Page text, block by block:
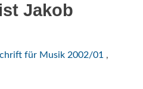
Jakob
für Musik 2002/01 ,